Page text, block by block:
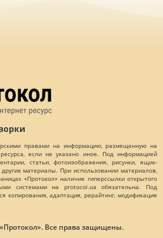
правами на информацию, размещенную на
если не указано иное. Под информацией
статьи, фотоизображения, рисунки, ящик-
материалы. При использовании материалов,
«Протокол» наличие гиперссылки открытого
системами на protocol.ua обязательна. Под
копирования, адаптация, рерайтинг, модификация
Все права защищены.